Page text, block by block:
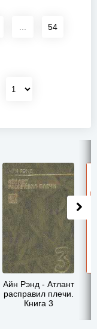
54
Айн Рэнд - Атлант
расправил плечи.
Книга 3